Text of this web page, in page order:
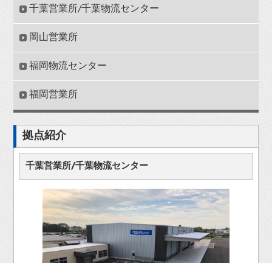
千葉営業所/千葉物流センター
岡山営業所
福岡物流センター
福岡営業所
拠点紹介
千葉営業所/千葉物流センター